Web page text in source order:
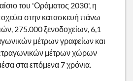
του 'Οράματος 2030', η
στην κατασκευή πάνω
275.000 ξενοδοχείων, 6,1
μέτρων γραφείων και
μέτρων χώρων
στα επόμενα 7 χρόνια.